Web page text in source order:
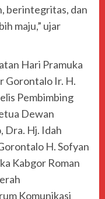
berintegritas, dan
maju,” ujar
Hari Pramuka
Gorontalo Ir. H.
Pembimbing
Dewan
Dra. Hj. Idah
H. Sofyan
Kabgor Roman
Komunikasi